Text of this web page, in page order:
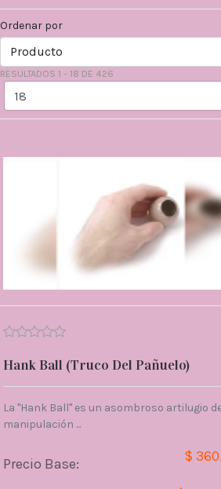
Ordenar por
RESULTADOS 1 - 18 DE 426
Hank Ball (Truco Del Pañuelo)
La "Hank Ball" es un asombroso artilugio
manipulación ...
Precio Base: $